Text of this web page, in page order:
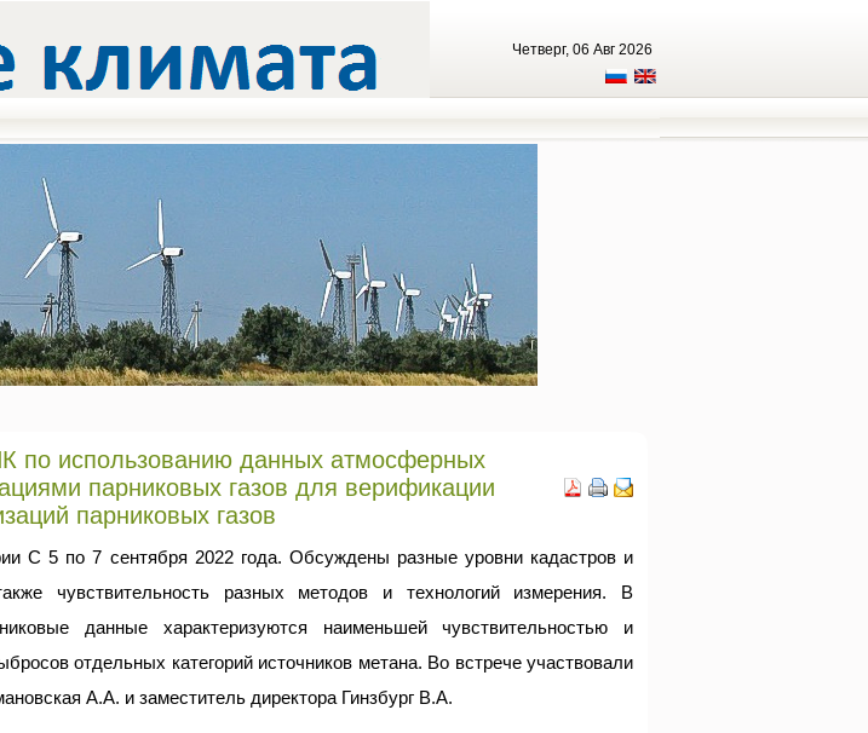
Четверг, 06 Авг 2026
по использованию данных атмосферных
парниковых газов для верификации
парниковых газов
С 5 по 7 сентября 2022 года. Обсуждены разные уровни кадастров и
чувствительность разных методов и технологий измерения. В
данные характеризуются наименьшей чувствительностью и
отдельных категорий источников метана. Во встрече участвовали
А.А. и заместитель директора Гинзбург В.А.